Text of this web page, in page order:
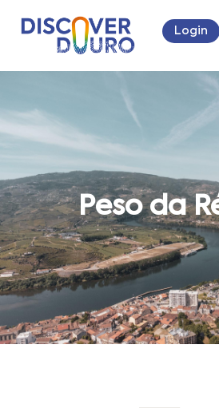
Login
Peso da